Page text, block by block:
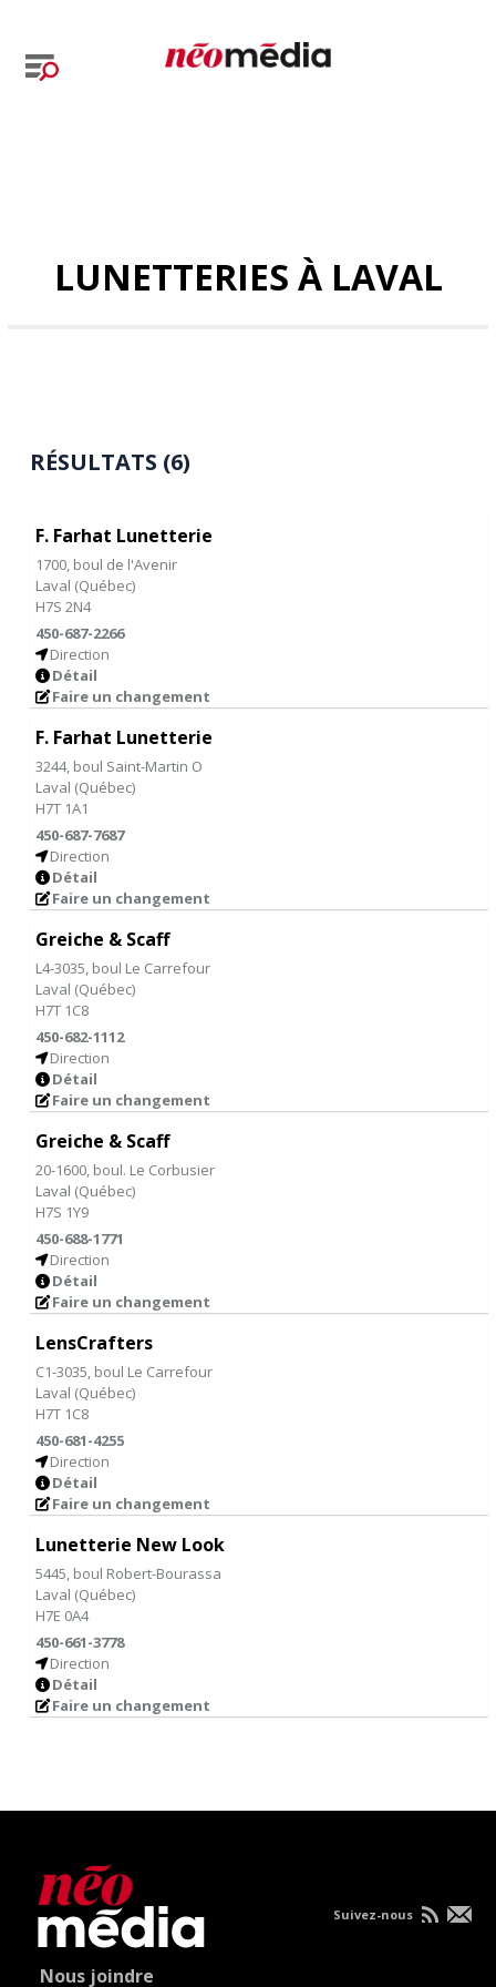
LUNETTERIES À LAVAL
RÉSULTATS (6)
F. Farhat Lunetterie
1700, boul de l'Avenir
Laval (Québec)
H7S 2N4
450-687-2266
Direction
Détail
Faire un changement
F. Farhat Lunetterie
3244, boul Saint-Martin O
Laval (Québec)
H7T 1A1
450-687-7687
Direction
Détail
Faire un changement
Greiche & Scaff
L4-3035, boul Le Carrefour
Laval (Québec)
H7T 1C8
450-682-1112
Direction
Détail
Faire un changement
Greiche & Scaff
20-1600, boul. Le Corbusier
Laval (Québec)
H7S 1Y9
450-688-1771
Direction
Détail
Faire un changement
LensCrafters
C1-3035, boul Le Carrefour
Laval (Québec)
H7T 1C8
450-681-4255
Direction
Détail
Faire un changement
Lunetterie New Look
5445, boul Robert-Bourassa
Laval (Québec)
H7E 0A4
450-661-3778
Direction
Détail
Faire un changement
Nous joindre
Suivez-nous